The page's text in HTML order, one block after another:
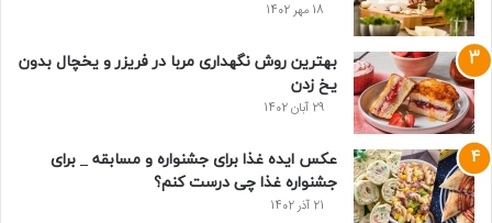
18 مهر 1402
بهترین روش نگهداری مربا در فریزر و یخچال بدون
یخ زدن
29 آبان 1402
عکس ایده غذا برای جشنواره و مسابقه _ برای
جشنواره غذا چی درست کنم؟
21 آذر 1402